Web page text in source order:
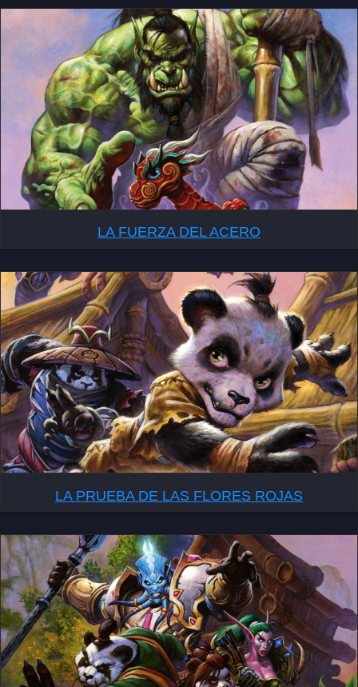
LA FUERZA DEL ACERO
LA PRUEBA DE LAS FLORES ROJAS